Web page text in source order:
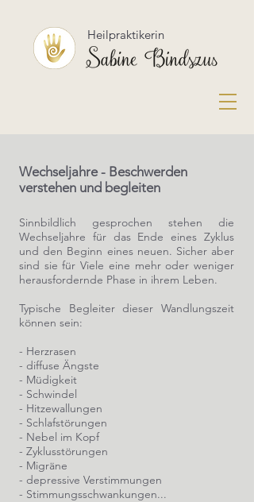
Heilpraktikerin
Wechseljahre - Beschwerden
verstehen und begleiten
Sinnbildlich gesprochen stehen die
Wechseljahre für das Ende eines Zyklus
und den Beginn eines neuen. Sicher aber
sind sie für Viele eine mehr oder weniger
herausfordernde Phase in ihrem Leben. ​
Typische Begleiter dieser Wandlungszeit
können sein:
- Herzrasen
- diffuse Ängste
- Müdigkeit
- Schwindel
- Hitzewallungen
- Schlafstörungen
- Nebel im Kopf
- Zyklusstörungen
- Migräne
- depressive Verstimmungen
- Stimmungsschwankungen...